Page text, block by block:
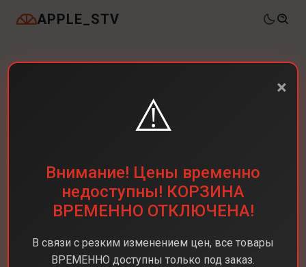
APPLE_STV
×
⚠️
Внимание! Цены временно
недоступны! КОРЗИНА
ВРЕМЕННО ОТКЛЮЧЕНА!
В связи с резким изменением цен, все товары
ВРЕМЕННО доступны только под заказ.